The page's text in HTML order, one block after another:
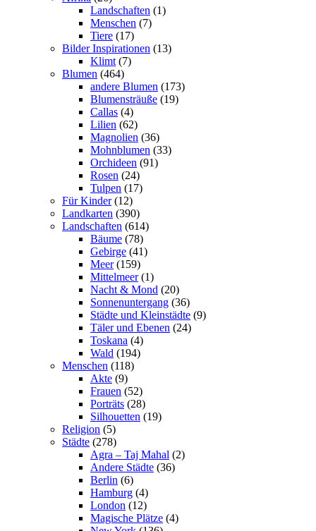
Landschaften (1)
Menschen (7)
Tiere (17)
Bilder Inspirationen (13)
Klimt (7)
Blumen (464)
andere Blumen (173)
Blumensträuße (19)
Callas (4)
Lilien (62)
Magnolien (36)
Mohnblumen (33)
Orchideen (91)
Rosen (24)
Tulpen (17)
Für Kinder (12)
Landkarten (390)
Landschaften (614)
Bäume (78)
Gebirge (41)
Meer (159)
Mittelmeer (1)
Nacht & Mond (20)
Sonnenuntergang (36)
Städte und Kleinstädte (9)
Täler und Ebenen (24)
Toskana (4)
Wald (194)
Menschen (118)
Akte (9)
Frauen (52)
Porträts (28)
Silhouetten (19)
Religion (5)
Städte (278)
Agra – Taj Mahal (2)
Andere Städte (36)
Berlin (6)
Hamburg (4)
London (12)
Magische Plätze (4)